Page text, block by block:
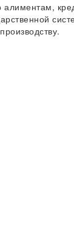
алиментам,